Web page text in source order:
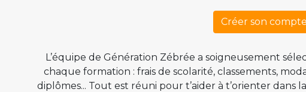
Créer son compte
L’équipe de Génération Zébrée a soigneusement
chaque formation : frais de scolarité, classements,
diplômes... Tout est réuni pour t’aider à t’orienter